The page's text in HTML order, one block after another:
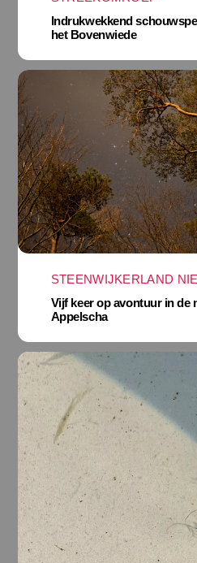
Indrukwekkend
het Bovenwiede
STEENWIJKERLAND
Vijf keer op avontuur in de
Appelscha